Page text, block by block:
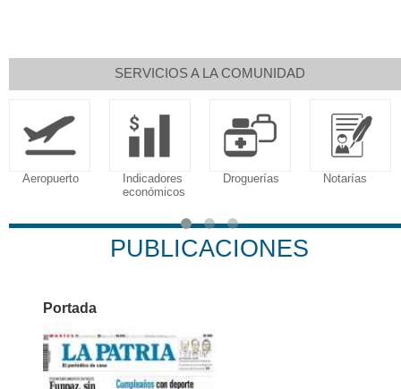
SERVICIOS A LA COMUNIDAD
Aeropuerto
Indicadores
económicos
Droguerías Notarías
PUBLICACIONES
Portada